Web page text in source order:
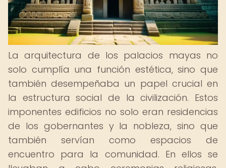
La arquitectura de los palacios mayas no
solo cumplía una función estética, sino que
también desempeñaba un papel crucial en
la estructura social de la civilización. Estos
imponentes edificios no solo eran residencias
de los gobernantes y la nobleza, sino que
también servían como espacios de
encuentro para la comunidad. En ellos se